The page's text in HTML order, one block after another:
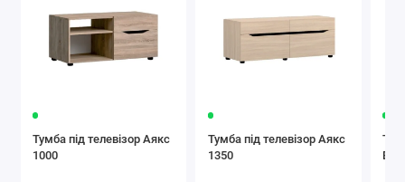
Тумба під телевізор Аякс
1000
Тумба під телевізор Аякс
1350
B